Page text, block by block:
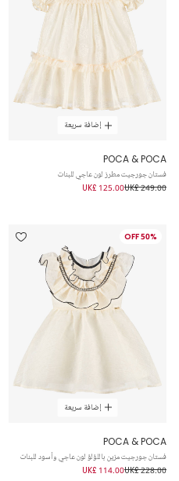
إضافة سريعة
POCA & POCA
فستان جورجيت مطرز لون عاجي للبنات
UK£ 249.00
UK£ 125.00
50% OFF
إضافة سريعة
POCA & POCA
فستان جورجيت مزين باللؤلؤ لون عاجي وأسود للبنات
UK£ 228.00
UK£ 114.00